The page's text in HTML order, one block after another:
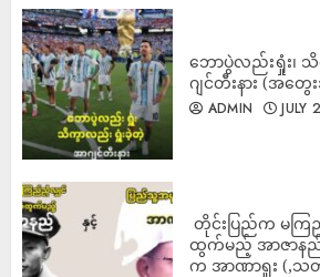
2
ကန်ချနဘူရီရှိ ကလေးထိန်း
ဝင်တိုက်ခဲ့ရာ ကလေးများအ
ADMIN AUGUST 7,
3
လူထုခေါင်းဆောင် ဒေါ်အေ
ချက်ချင်းလွှတ်ပေးရန် အမ
တောင်းဆို
ADMIN
ဘောပွဲလည်းရှုံး၊
ဂျင်တီးနား (အတွေး
ADMIN JULY
တိုင်းပြည်က မ
ထွက်မည့် အာဇာနည်
က အာဏာရူး (,သတ